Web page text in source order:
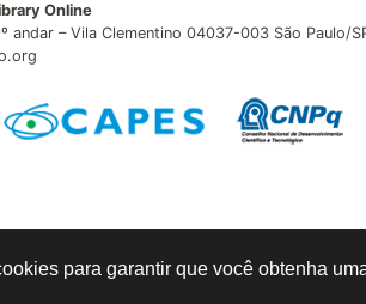
Online
andar – Vila Clementino 04037-003 São Paulo/
para garantir que você obtenha